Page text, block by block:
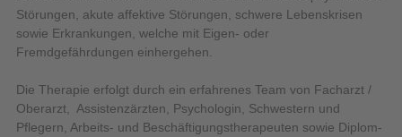
Störungen, akute affektive Störungen, schwere Lebenskrisen
sowie Erkrankungen, welche mit Eigen- oder
Fremdgefährdungen einhergehen.
Die Therapie erfolgt durch ein erfahrenes Team von Facharzt /
Oberarzt, Assistenzärzten, Psychologin, Schwestern und
Pflegern, Arbeits- und Beschäftigungstherapeuten sowie Diplom-